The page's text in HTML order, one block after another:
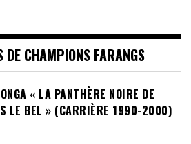
DE CHAMPIONS FARANGS
« LA PANTHÈRE NOIRE DE
LE BEL » (CARRIÈRE 1990-2000)